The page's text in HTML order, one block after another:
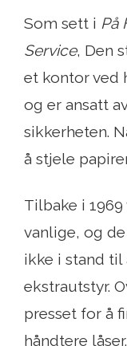
Som sett i På
Service, Den
et kontor ved
og er ansatt
sikkerheten.
å stjele
Tilbake i
vanlige, og
ikke i stand til
ekstrautstyr.
presset for å
håndtere låser.